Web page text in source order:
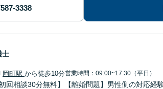
士
岡町駅 から徒歩10分営業時間：09:00~17:30（平日）
回相談30分無料】【離婚問題】男性側の対応